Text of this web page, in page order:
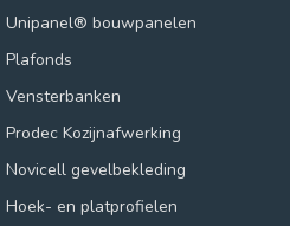
Unipanel® bouwpanelen
Plafonds
Vensterbanken
Prodec Kozijnafwerking
Novicell gevelbekleding
Hoek- en platprofielen